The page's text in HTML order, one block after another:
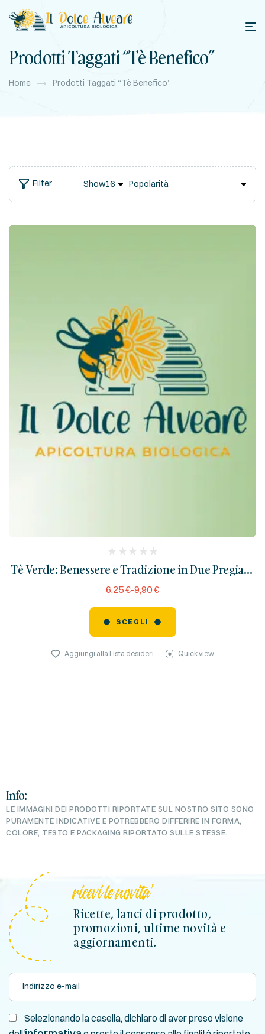
Prodotti Taggati “tè Benefico”
Home Prodotti Taggati “tè Benefico”
Filter Show
Tè Verde: Benessere e Tradizione in Due Pregiate
Varietà
reviews)
6,25€-9,90€
SCEGLI
Aggiungi alla Lista desideri Quick view
Info:
LE IMMAGINI DEI PRODOTTI RIPORTATE SUL NOSTRO SITO SONO
PURAMENTE INDICATIVE E POTREBBERO DIFFERIRE IN FORMA,
COLORE, TESTO E PACKAGING RIPORTATO SULLE STESSE.
ricevi le novita'
Ricette, lanci di prodotto,
promozioni, ultime novità e
aggiornamenti.
Selezionando la casella, dichiaro di aver preso visione